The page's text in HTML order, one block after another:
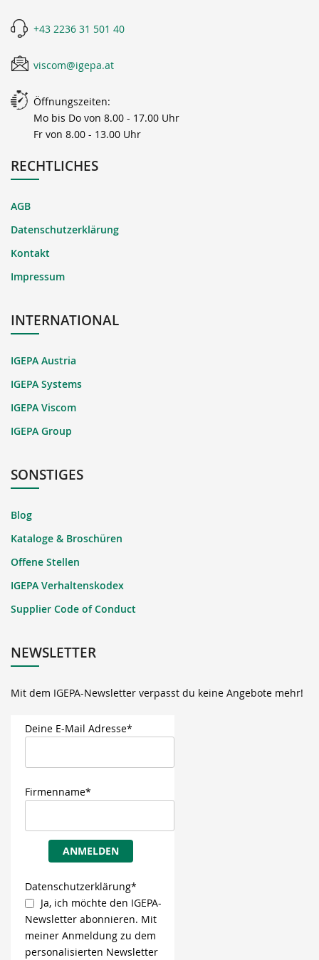
+43 2236 31 501 40
viscom@igepa.at
Öffnungszeiten:
Mo bis Do von 8.00 - 17.00 Uhr
Fr von 8.00 - 13.00 Uhr
RECHTLICHES
AGB
Datenschutzerklärung
Kontakt
Impressum
INTERNATIONAL
IGEPA Austria
IGEPA Systems
IGEPA Viscom
IGEPA Group
SONSTIGES
Blog
Kataloge & Broschüren
Offene Stellen
IGEPA Verhaltenskodex
Supplier Code of Conduct
NEWSLETTER
Mit dem IGEPA-Newsletter verpasst du keine Angebote mehr!
Deine E-Mail Adresse*
Firmenname*
ANMELDEN
Datenschutzerklärung*
Ja, ich möchte den IGEPA-
Newsletter abonnieren. Mit
meiner Anmeldung zu dem
personalisierten Newsletter